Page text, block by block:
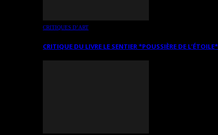
CRITIQUES D’ART
CRITIQUE DU LIVRE LE SENTIER *POUSSIÈRE DE L’ÉTOILE*